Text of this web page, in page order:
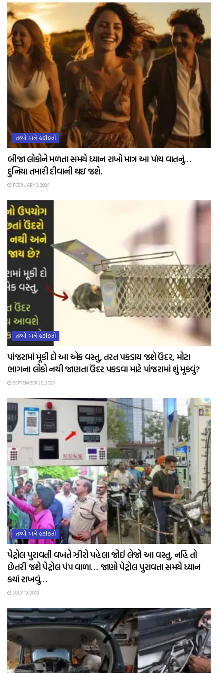
તથ્યો અને હકીકતો
બીજા લોકોને મળતા સમયે ધ્યાન રાખો માત્ર આ પાંચ વાતનું…
દુનિયા તમારી દીવાની થઇ જશે.
FEBRUARY 3, 2024
તથ્યો અને હકીકતો
પાંજરામાં મૂકી દો આ એક વસ્તુ, તરત પકડાય જશે ઉંદર, મોટા
ભાગના લોકો નથી જાણતા ઉંદર પકડવા માટે પાંજરામાં શું મૂકવું?
SEPTEMBER 26, 2023
તથ્યો અને હકીકતો
પેટ્રોલ પુરાવતી વખતે ઝીરો પહેલા જોઈ લેજો આ વસ્તુ, નહિ તો
છેતરી જશે પેટ્રોલ પંપ વાળા… જાણો પેટ્રોલ પુરાવતા સમયે ધ્યાન
ક્યાં રાખવું…
JULY 19, 2023